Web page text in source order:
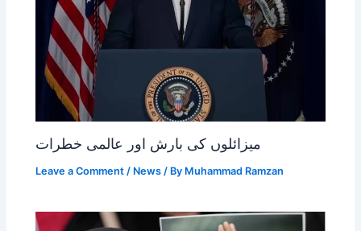
میزائلوں کی بارش اور عالمی خطرات
Leave a Comment / News / By Muhammad Ramzan